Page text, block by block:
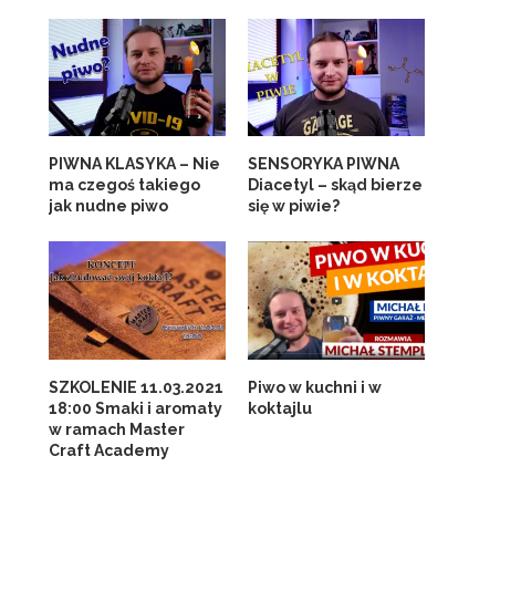
PIWNA KLASYKA – Nie
ma czegoś takiego
jak nudne piwo
SENSORYKA PIWNA
Diacetyl – skąd bierze
się w piwie?
SZKOLENIE 11.03.2021
18:00 Smaki i aromaty
w ramach Master
Craft Academy
Piwo w kuchni i w
koktajlu